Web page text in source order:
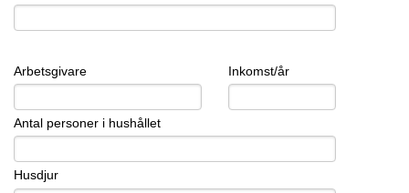
Arbetsgivare Inkomst/år
Antal personer i hushållet
Husdjur